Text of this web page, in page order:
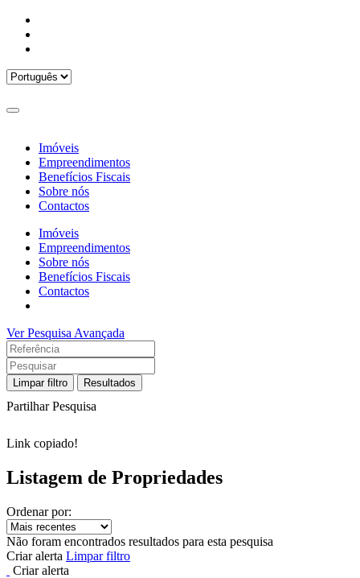
Imóveis
Empreendimentos
Benefícios Fiscais
Sobre nós
Contactos
Imóveis
Empreendimentos
Sobre nós
Benefícios Fiscais
Contactos
Ver Pesquisa Avançada
Limpar filtro Resultados
Partilhar Pesquisa
Link copiado!
Listagem de Propriedades
Ordenar por:
Não foram encontrados resultados para esta pesquisa
Criar alerta Limpar filtro
Criar alerta